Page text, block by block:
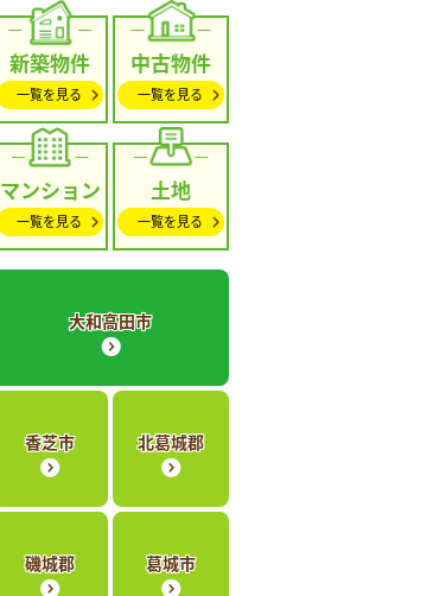
新築物件
一覧を見る
中古物件
一覧を見る
マンション
一覧を見る
土地
一覧を見る
大和高田市
香芝市 北葛城郡
磯城郡 葛城市